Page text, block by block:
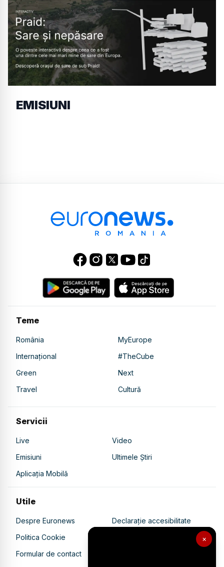
×
EMISIUNI
Teme
România
MyEurope
Internațional
#TheCube
Green
Next
Travel
Cultură
Servicii
Live
Video
Emisiuni
Ultimele Știri
Aplicația Mobilă
Utile
Despre Euronews
Declarație accesibilitate
Politica Cookie
Politica de confidențialitate
Formular de contact